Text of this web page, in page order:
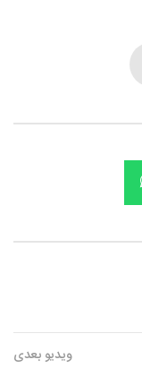
ویدیو بعدی